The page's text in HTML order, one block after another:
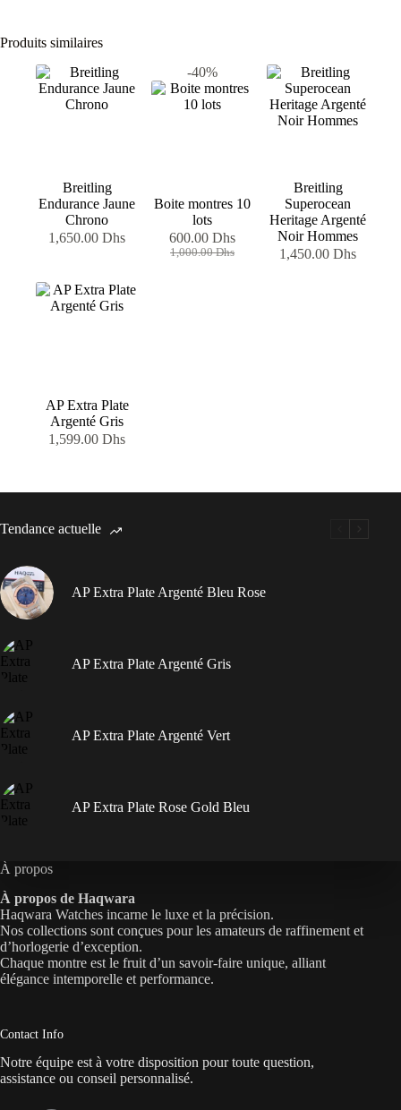
Produits similaires
Breitling
Endurance Jaune
Chrono
1,650.00Dhs
-40%
Boite montres 10
lots
1,000.00Dhs
Le
600.00Dhs
Le
Breitling
Superocean
Heritage Argenté
Noir Hommes
1,450.00Dhs
AP Extra Plate
Argenté Gris
1,599.00Dhs
Tendance actuelle
AP Extra Plate Argenté Bleu Rose
AP Extra Plate Argenté Gris
AP Extra Plate Argenté Vert
AP Extra Plate Rose Gold Bleu
À propos
À propos de Haqwara
Haqwara Watches incarne le luxe et la précision.
Nos collections sont conçues pour les amateurs de raffinement et
d’horlogerie d’exception.
Chaque montre est le fruit d’un savoir-faire unique, alliant
élégance intemporelle et performance.
Contact Info
Notre équipe est à votre disposition pour toute question,
assistance ou conseil personnalisé.